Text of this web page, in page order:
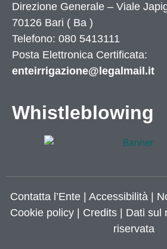
Direzione Generale – Viale
70126 Bari ( Ba )
Telefono: 080 5413111
Posta Elettronica Certificata:
enteirrigazione@legalmail.it
Whistleblowing
Contatta l’Ente| Accessibilità |
Cookie policy| Credits| Dati sul
riservata